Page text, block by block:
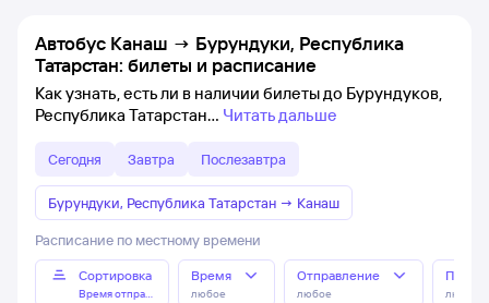
Автобус Канаш → Бурундуки, Республика
Татарстан: билеты и расписание
Как узнать, есть ли в наличии билеты до Бурундуков,
Республика Татарстан
Читать дальше
Сегодня Завтра Послезавтра
Бурундуки, Республика Татарстан → Канаш
Расписание по местному времени
Сортировка
Время отправления
Время
любое
Отправление
любое любое